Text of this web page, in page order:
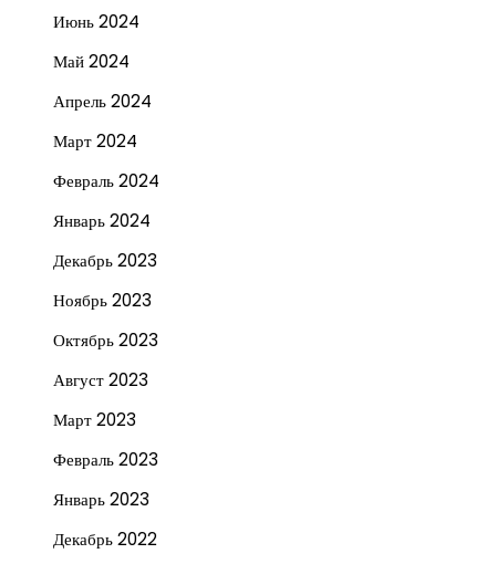
Июнь 2024
Май 2024
Апрель 2024
Март 2024
Февраль 2024
Январь 2024
Декабрь 2023
Ноябрь 2023
Октябрь 2023
Август 2023
Март 2023
Февраль 2023
Январь 2023
Декабрь 2022